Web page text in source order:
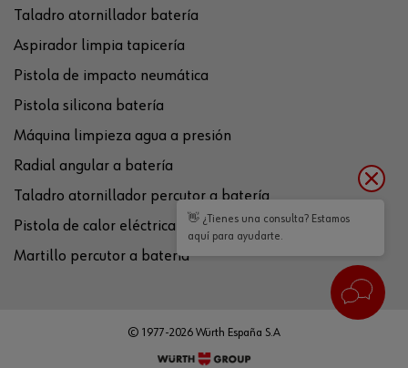
Taladro atornillador batería
Aspirador limpia tapicería
Pistola de impacto neumática
Pistola silicona batería
Máquina limpieza agua a presión
Radial angular a batería
Taladro atornillador percutor a batería
Pistola de calor eléctrica
Martillo percutor a batería
© 1977-2026 Würth España S.A
👋 ¿Tienes una consulta? Estamos
aquí para ayudarte.